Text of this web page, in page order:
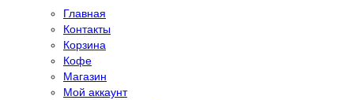
Главная
Контакты
Корзина
Кофе
Магазин
Мой аккаунт